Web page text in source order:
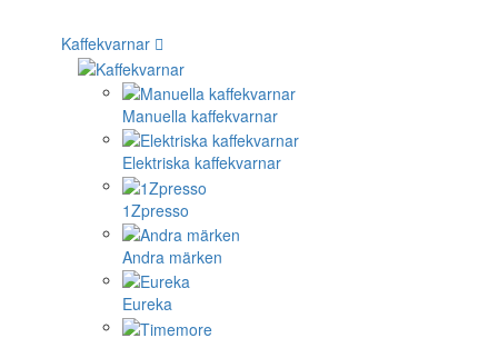
Kaffekvarnar
Manuella kaffekvarnar
Elektriska kaffekvarnar
1Zpresso
Andra märken
Eureka